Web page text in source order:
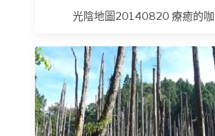
光陰地圖20140820 療癒的